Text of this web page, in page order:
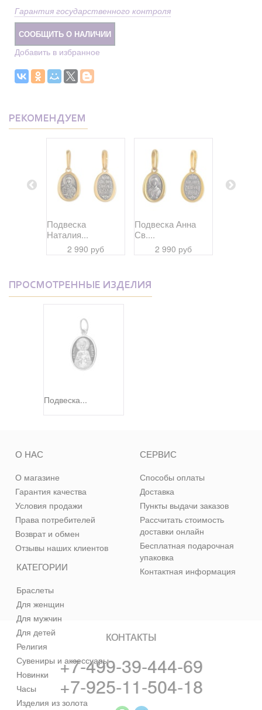
Гарантия государственного контроля
СООБЩИТЬ О НАЛИЧИИ
Добавить в избранное
РЕКОМЕНДУЕМ
Подвеска
Наталия...
2 990 руб
Подвеска Анна
Св....
2 990 руб
ПРОСМОТРЕННЫЕ ИЗДЕЛИЯ
Подвеска...
КАТЕГОРИИ
Браслеты
Для женщин
Для мужчин
Для детей
Религия
Сувениры и аксессуары
Новинки
Часы
Изделия из золота
О НАС
О магазине
Гарантия качества
Условия продажи
Права потребителей
Возврат и обмен
Отзывы наших клиентов
СЕРВИС
Способы оплаты
Доставка
Пункты выдачи заказов
Рассчитать стоимость
доставки онлайн
Бесплатная подарочная
упаковка
Контактная информация
КОНТАКТЫ
+7-499-39-444-69
+7-925-11-504-18